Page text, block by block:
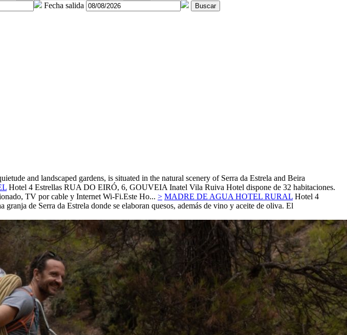
Fecha salida Buscar
and landscaped gardens, is situated in the natural scenery of Serra da Estrela and Beira
Hotel 4 Estrellas RUA DO EIRÓ, 6, GOUVEIA Inatel Vila Ruiva Hotel dispone de 32 habitaciones.
TV por cable y Internet Wi-Fi.Este Ho... > MADRE DE AGUA HOTEL RURAL Hotel 4
de Serra da Estrela donde se elaboran quesos, además de vino y aceite de oliva. El